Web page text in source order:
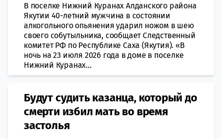
В поселке Нижний Куранах Алданского района
Якутии 40-летний мужчина в состоянии
алкогольного опьянения ударил ножом в шею
своего собутыльника, сообщает Следственный
комитет РФ по Республике Саха (Якутия). «В
ночь на 23 июля 2026 года в доме в поселке
Нижний Куранах...
Будут судить казанца, который до
смерти избил мать во время
застолья